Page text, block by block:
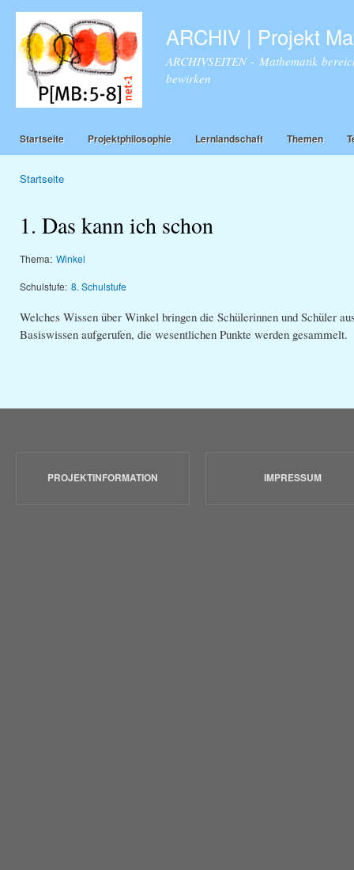
ARCHIV | Projekt
ARCHIVSEITEN - Mathematik
bewirken
Startseite Projektphilosophie Lernlandschaft Themen
Startseite
1. Das kann ich schon
Thema: Winkel
Schulstufe: 8. Schulstufe
Welches Wissen über Winkel bringen die Schülerinnen und Schüler
Basiswissen aufgerufen, die wesentlichen Punkte werden gesammelt.
PROJEKTINFORMATION IMPRESSUM